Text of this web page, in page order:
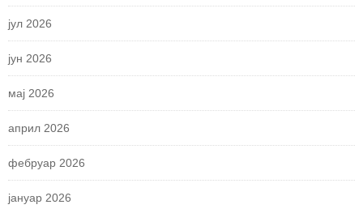
јул 2026
јун 2026
мај 2026
април 2026
фебруар 2026
јануар 2026